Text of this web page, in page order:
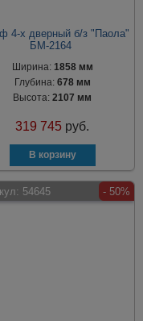
4-х дверный б/з "Паола"
БМ-2164
Ширина: 1858 мм
Глубина: 678 мм
Высота:2107 мм
319 745 руб.
54645 - 50%